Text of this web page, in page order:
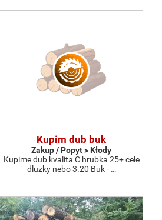
Kupim dub buk
Zakup / Popyt > Kłody
Kupime dub kvalita C hrubka 25+ cele
dluzky nebo 3.20 Buk - …